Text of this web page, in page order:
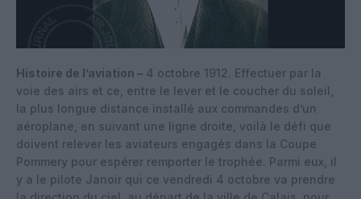
Histoire de l’aviation – 4 octobre 1912. Effectuer par la
voie des airs et ce, entre le lever et le coucher du soleil,
la plus longue distance installé aux commandes d’un
aéroplane, en suivant une ligne droite, voilà le défi que
doivent relever les aviateurs engagés dans la Coupe
Pommery pour espérer remporter le trophée. Parmi eux, il
y a le pilote Janoir qui ce vendredi 4 octobre va prendre